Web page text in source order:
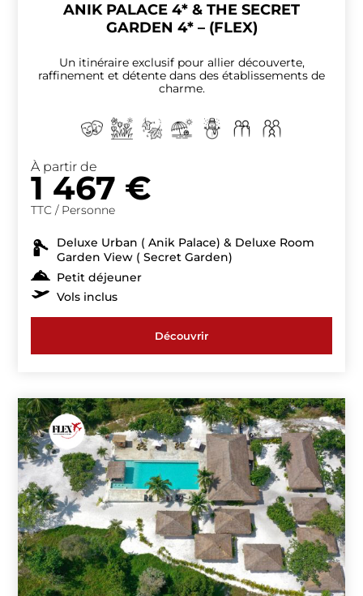
ANIK PALACE 4* & THE SECRET
GARDEN 4* – (FLEX)
Un itinéraire exclusif pour allier découverte,
raffinement et détente dans des établissements de
charme.
À partir de
1 467 €
TTC / Personne
Deluxe Urban ( Anik Palace) & Deluxe Room
Garden View ( Secret Garden)
Petit déjeuner
Vols inclus
Découvrir